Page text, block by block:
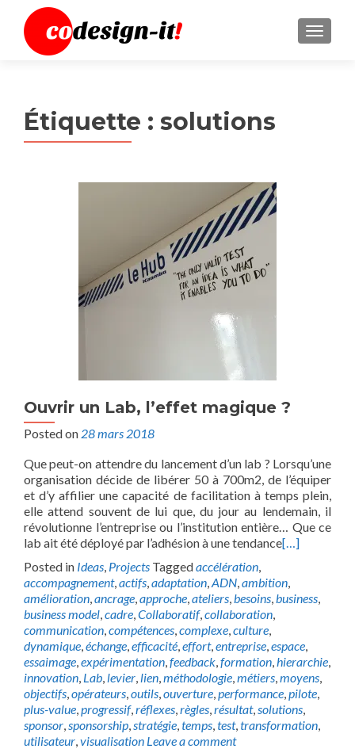
MENU
Étiquette : solutions
Ouvrir un Lab, l’effet magique ?
Posted on 28 mars 2018
Que peut-on attendre du lancement d’un lab ? Lorsqu’une
organisation décide de libérer 50 à 700m2, de l’équiper
et d’y affilier une capacité de facilitation à temps plein,
elle attend souvent de lui que, du jour au lendemain, il
révolutionne l’entreprise ou l’institution entière… Que ce
lab ait été déployé par l’adhésion à une tendance[…]
Posted in Ideas, Projects Taggedaccélération,
accompagnement,actifs,adaptation,ADN,ambition,
amélioration,ancrage,approche,ateliers,besoins,business,
business model,cadre,Collaboratif,collaboration,
communication,compétences,complexe,culture,
dynamique,échange,efficacité,effort,entreprise,espace,
essaimage,expérimentation,feedback,formation,hierarchie,
innovation, Lab, levier, lien,méthodologie,métiers,moyens,
objectifs,opérateurs,outils,ouverture,performance,pilote,
plus-value,progressif,réflexes,règles,résultat,solutions,
sponsor,sponsorship,stratégie,temps,test,transformation,
utilisateur,visualisation Leave a comment